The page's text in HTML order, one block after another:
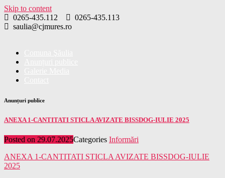
Skip to content
0265-435.112
0265-435.113
saulia@cjmures.ro
Anunțuri publice
ANEXA 1-CANTITATI STICLA AVIZATE BISSDOG-IULIE 2025
Posted on 29.07.2025Categories Informări
ANEXA 1-CANTITATI STICLA AVIZATE BISSDOG-IULIE
2025